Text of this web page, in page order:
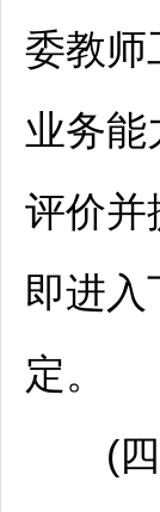
委教师
业务能
评价并
即进入
定。
(四)